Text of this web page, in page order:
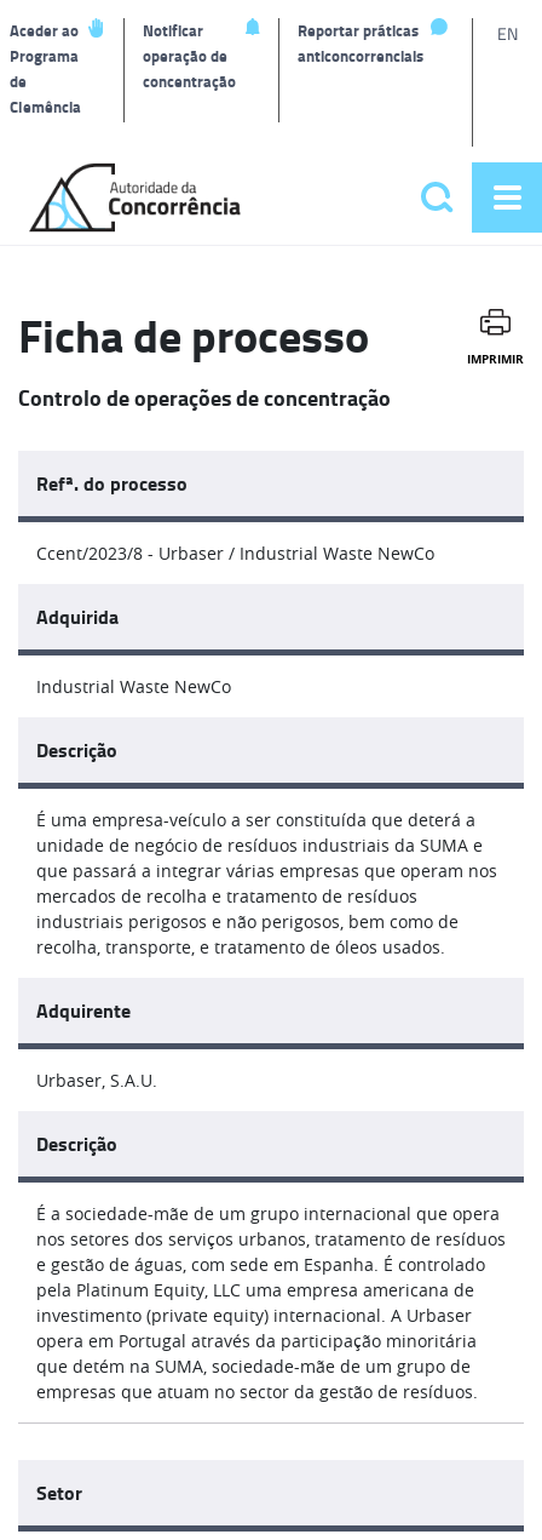
Aceder ao
Programa
de
Clemência
Notificar
operação de
concentração
Reportar práticas
anticoncorrenciais
EN
Página
inicial
Pesquisar
Ficha de processo IMPRIMIR
Controlo de operações de concentração
Refª. do processo
Ccent/2023/8 - Urbaser / Industrial Waste NewCo
Adquirida
Industrial Waste NewCo
Descrição
É uma empresa-veículo a ser constituída que deterá a
unidade de negócio de resíduos industriais da SUMA e
que passará a integrar várias empresas que operam nos
mercados de recolha e tratamento de resíduos
industriais perigosos e não perigosos, bem como de
recolha, transporte, e tratamento de óleos usados.
Adquirente
Urbaser, S.A.U.
Descrição
É a sociedade-mãe de um grupo internacional que opera
nos setores dos serviços urbanos, tratamento de resíduos
e gestão de águas, com sede em Espanha. É controlado
pela Platinum Equity, LLC uma empresa americana de
investimento (private equity) internacional. A Urbaser
opera em Portugal através da participação minoritária
que detém na SUMA, sociedade-mãe de um grupo de
empresas que atuam no sector da gestão de resíduos.
Setor